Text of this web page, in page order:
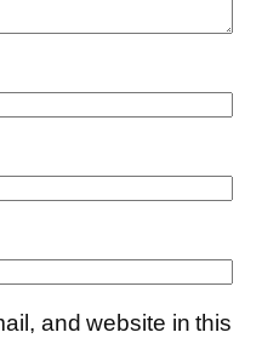
and website in this